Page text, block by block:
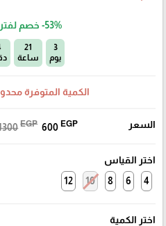
-53% خصم
3
يوم
21
ساعة
الكمية المتوفرة
السعر EGP 600 EGP
اختر القياس
4
6
8
10
12
اختر الكمية